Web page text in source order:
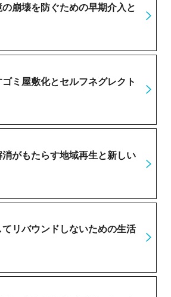
崩壊を防ぐための早期介入と
ミ屋敷化とセルフネグレクト
がもたらす地域再生と新しい
リバウンドしないための生活